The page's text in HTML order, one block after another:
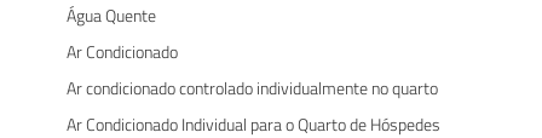
Água Quente
Ar Condicionado
Ar condicionado controlado individualmente no quarto
Ar Condicionado Individual para o Quarto de Hóspedes